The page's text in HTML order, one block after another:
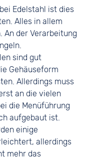
Edelstahl ist dies
Alles in allem
der Verarbeitung
sind gut
Gehäuseform
Allerdings muss
an die vielen
die Menüführung
aufgebaut ist.
einige
allerdings
mehr das